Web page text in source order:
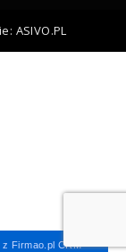
ASIVO.PL
z Firmao.pl CRM